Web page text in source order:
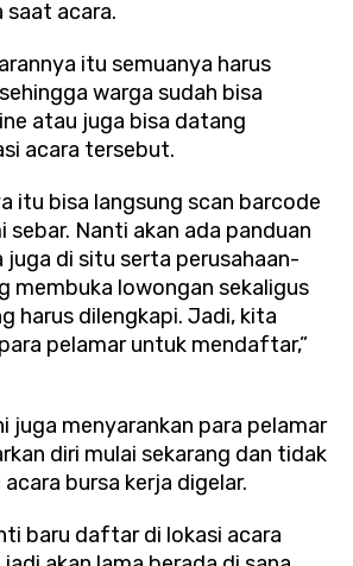
saat acara.
itu semuanya harus
warga sudah bisa
atau juga bisa datang
acara tersebut.
itu bisa langsung scan barcode
sebar. Nanti akan ada panduan
di situ serta perusahaan-
membuka lowongan sekaligus
harus dilengkapi. Jadi, kita
pelamar untuk mendaftar,”
juga menyarankan para pelamar
diri mulai sekarang dan tidak
bursa kerja digelar.
baru daftar di lokasi acara